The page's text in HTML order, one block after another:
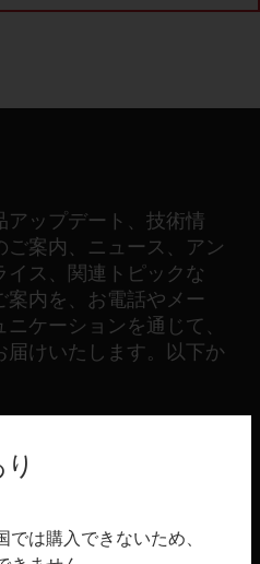
アップデート、技術情
案内、ニュース、アン
ス、関連トピックな
案内を、お電話やメー
ケーションを通じて、
届けいたします。以下か
は購入できないため、